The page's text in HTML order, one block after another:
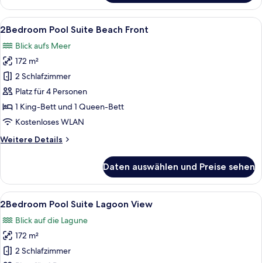
Bedroom
Island
Duplex
Alle
Fotos
für
2Bedroom
Pool
Suite
Beach
Front
Ein Hotelzimmer mit einem großen
17
2Bedroom Pool Suite Beach Front
Blick aufs Meer
172 m²
2 Schlafzimmer
Platz für 4 Personen
1 King-Bett und 1 Queen-Bett
Kostenloses WLAN
Weitere Details
Weitere
Pool
Suite
Beach
Daten auswählen und Preise sehen
Alle
Fotos
für
2Bedroom
Pool
Ein ordentlich bezogenes Bett mit
12
2Bedroom Pool Suite Lagoon View
Blick auf die Lagune
172 m²
2 Schlafzimmer